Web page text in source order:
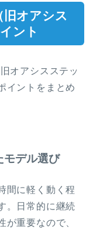
オアシス
ント
オアシスステッ
イントをまとめ
モデル選び
間に軽く動く程
。日常的に継続
が重要なので、